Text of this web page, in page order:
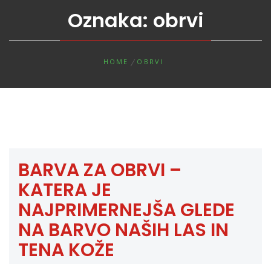
Oznaka: obrvi
HOME OBRVI
BARVA ZA OBRVI –
KATERA JE
NAJPRIMERNEJŠA GLEDE
NA BARVO NAŠIH LAS IN
TENA KOŽE